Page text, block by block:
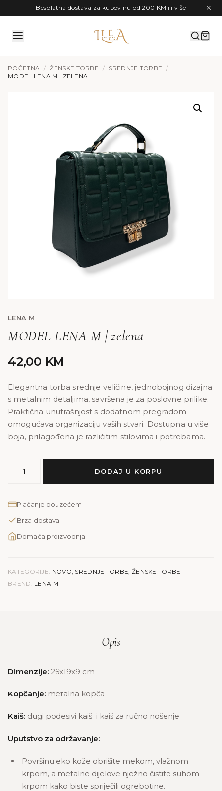
Preskoči na sadržajBesplatna dostava za kupovinu od 200 KM ili više
POČETNA / ŽENSKE TORBE / SREDNJE TORBE
/
MODEL LENA M | ZELENA
LENA M
MODEL LENA M | zelena
42,00 KM
Elegantna torba srednje veličine, jednobojnog dizajna
s metalnim detaljima, savršena je za poslovne prilike.
Praktična unutrašnjost s dodatnom pregradom
omogućava organizaciju vaših stvari. Dostupna u više
boja, prilagođena je različitim stilovima i potrebama.
LENA
|
količina
DODAJ U KORPU
Plaćanje pouzećem
Brza dostava
Domaća proizvodnja
KATEGORIJE: NOVO, SREDNJE TORBE, ŽENSKE TORBE
BREND: LENA M
Opis
Dimenzije: 26x19x9 cm
Kopčanje: metalna kopča
Kaiš: dugi podesivi kaiš i kaiš za ručno nošenje
Uputstvo za održavanje:
Površinu eko kože obrišite mekom, vlažnom
krpom, a metalne dijelove nježno čistite suhom
krpom kako biste spriječili ogrebotine.